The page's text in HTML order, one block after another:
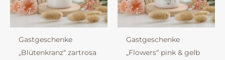
Gastgeschenke
„Blütenkranz“ zartrosa
Gastgeschenke
„Flowers“ pink & gelb